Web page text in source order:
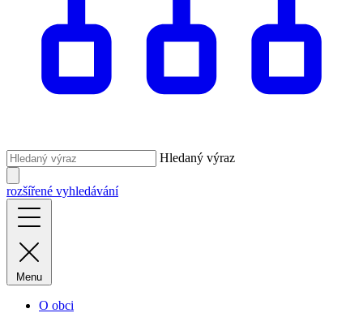
Hledaný výraz
rozšířené vyhledávání
Menu
O obci